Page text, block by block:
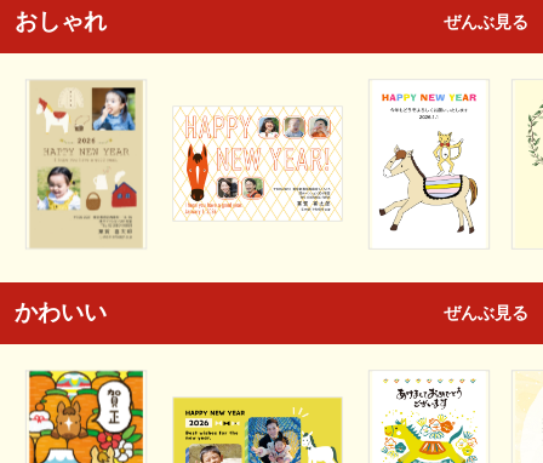
おしゃれ ぜんぶ見る
かわいい ぜんぶ見る